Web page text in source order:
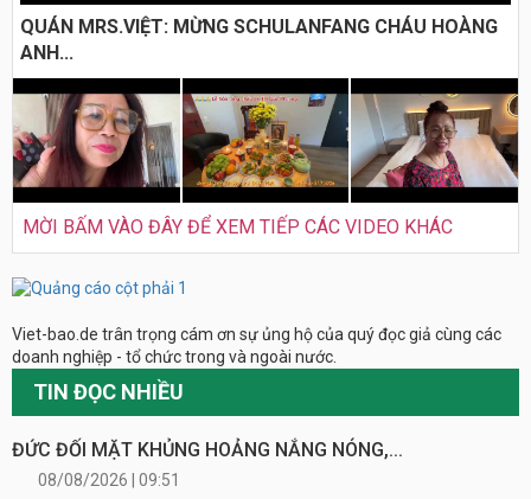
QUÁN MRS.VIỆT: MỪNG SCHULANFANG CHÁU HOÀNG
ANH...
MỜI BẤM VÀO ĐÂY ĐỂ XEM TIẾP CÁC VIDEO KHÁC
Viet-bao.de trân trọng cám ơn sự ủng hộ của quý đọc giả cùng các
doanh nghiệp - tổ chức trong và ngoài nước.
TIN ĐỌC NHIỀU
ĐỨC ĐỐI MẶT KHỦNG HOẢNG NẮNG NÓNG,...
08/08/2026 | 09:51